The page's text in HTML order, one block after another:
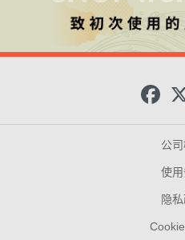
e
b
o
o
k
公
使
隐